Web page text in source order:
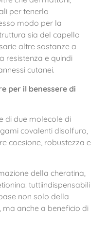
per tenerlo
modo per la
sia del capello
altre sostanze a
resistenza e quindi
cutanei.
per il benessere di
di due molecole di
covalenti disolfuro,
coesione, robustezza e
della cheratina,
tuttiindispensabili
non solo della
anche a beneficio di